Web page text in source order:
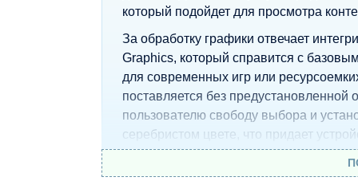
который подойдет для просмотра
За обработку графики отвечает
Graphics, который справится с
для современных игр или
поставляется без
пользователю свободу выбора и
серебристом цвете, что придает
целом, HP 15s-fq0007nia является
нетребовательных пользователей,